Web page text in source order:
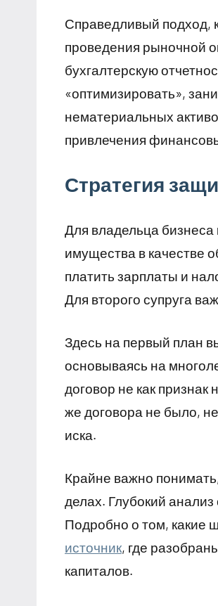
Справедливый подход,
проведения рыночной
бухгалтерскую
«оптимизировать»,
нематериальных
привлечения
Стратегия
Для владельца бизнеса
имущества в качестве
платить зарплаты и
Для второго супруга
Здесь на первый план
основываясь на
договор не как
же договора не было,
иска.
Крайне важно
делах. Глубокий
Подробно о том, какие
источник, где
капиталов.